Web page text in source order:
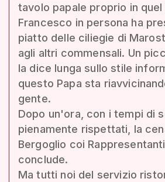
tavolo papale proprio in
Francesco in persona ha
piatto delle ciliegie di
agli altri commensali. Un
la dice lunga sullo stile
questo Papa sta
gente.
Dopo un'ora, con i tempi di
pienamente rispettati, la
Bergoglio coi
conclude.
Ma tutti noi del servizio